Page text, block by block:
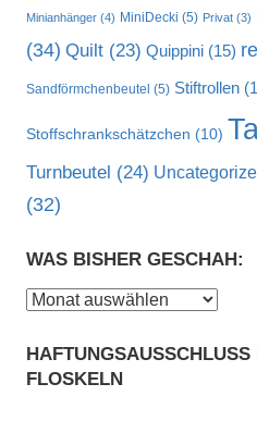
Minianhänger (4) MiniDecki (5) Privat (3)
(34) Quilt (23) Quippini (15)
Sandförmchenbeutel (5) Stiftrollen
Stoffschrankschätzchen (10)
Turnbeutel (24)
(32)
WAS BISHER GESCHAH:
Was
geschah:
FLOSKELN